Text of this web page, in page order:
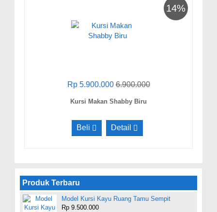
14%
Rp 5.900.0006.900.000
Kursi Makan Shabby Biru
Beli Detail
Produk Terbaru
Model Kursi Kayu Ruang Tamu Sempit
Rp 9.500.000